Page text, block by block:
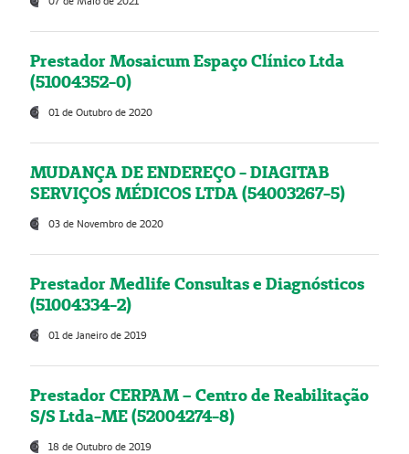
Prestador Mosaicum Espaço Clínico Ltda
(51004352-0)
01 de Outubro de 2020
MUDANÇA DE ENDEREÇO - DIAGITAB
SERVIÇOS MÉDICOS LTDA (54003267-5)
03 de Novembro de 2020
Prestador Medlife Consultas e Diagnósticos
(51004334-2)
01 de Janeiro de 2019
Prestador CERPAM – Centro de Reabilitação
S/S Ltda-ME (52004274-8)
18 de Outubro de 2019